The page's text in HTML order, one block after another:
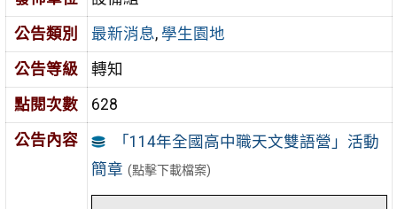
公告類別
最新消息, 學生園地
公告等級
轉知
點閱次數
628
公告內容
「114年全國高中職天文雙語營」活動
簡章 (點擊下載檔案)